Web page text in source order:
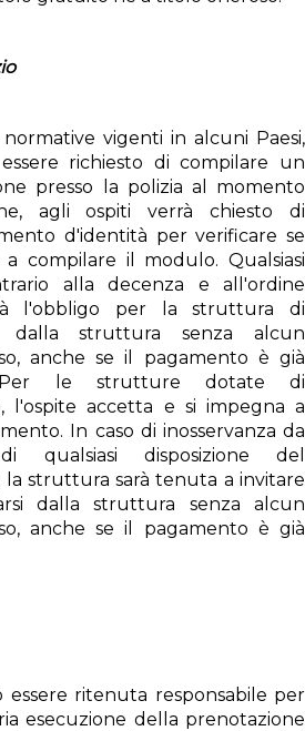
vigenti in alcuni Paesi,
richiesto di compilare un
presso la polizia al momento
agli ospiti verrà chiesto di
d'identità per verificare se
compilare il modulo. Qualsiasi
alla decenza e all'ordine
l'obbligo per la struttura di
dalla struttura senza alcun
anche se il pagamento è già
le strutture dotate di
l'ospite accetta e si impegna a
In caso di inosservanza da
qualsiasi disposizione del
struttura sarà tenuta a invitare
dalla struttura senza alcun
anche se il pagamento è già
ritenuta responsabile per
esecuzione della prenotazione